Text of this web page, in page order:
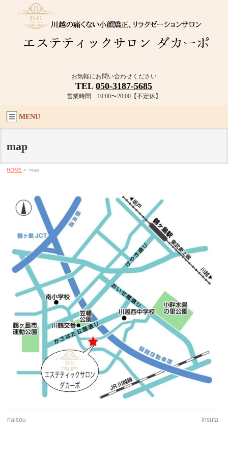
お気軽にお問い合わせください
TEL050-3187-5685
営業時間 10:00〜20:00【不定休】
MENU
map
HOME » map
naisou insuta